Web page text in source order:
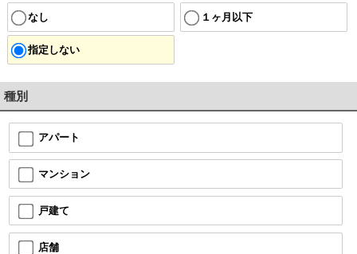
なし １ヶ月以下
指定しない
種別
アパート
マンション
戸建て
店舗